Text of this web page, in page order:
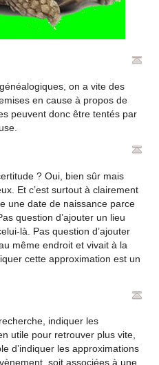
on a vite des
en cause à propos de
peuvent donc être tentés par
? Oui, bien sûr mais
Et c’est surtout à clairement
une date de naissance parce
question d’ajouter un lieu
là. Pas question d’ajouter
même endroit et vivait à la
cette approximation est un
indiquer les
utile pour retrouver plus vite,
d’indiquer les approximations
soit associées à une